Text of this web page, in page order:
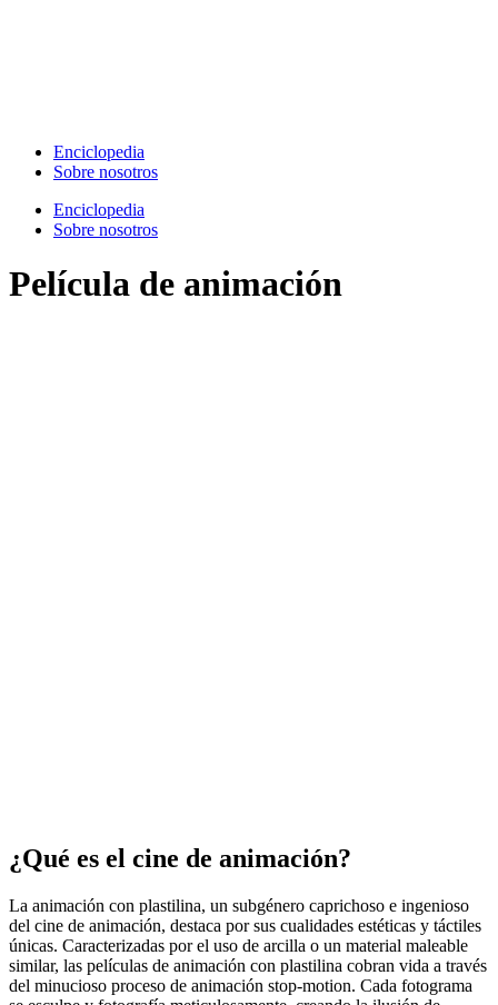
Enciclopedia
Sobre nosotros
Enciclopedia
Sobre nosotros
Película de animación
¿Qué es el cine de animación?
La animación con plastilina, un subgénero caprichoso e ingenioso
del cine de animación, destaca por sus cualidades estéticas y táctiles
únicas. Caracterizadas por el uso de arcilla o un material maleable
similar, las películas de animación con plastilina cobran vida a través
del minucioso proceso de animación stop-motion. Cada fotograma